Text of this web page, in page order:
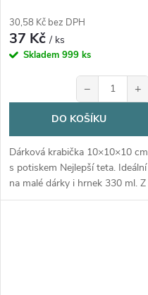
30,58 Kč bez DPH
37 Kč/ ks
Skladem 999 ks
− +
DO KOŠÍKU
Dárková krabička 10×10×10 cm
s potiskem Nejlepší teta. Ideální
na malé dárky i hrnek 330 ml. Z
bílého kartonu, dodávána v